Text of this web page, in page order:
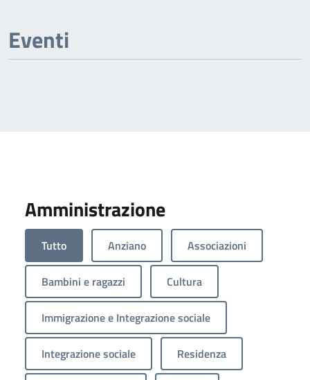
Eventi
Amministrazione
Tutto Anziano Associazioni
Bambini e ragazzi Cultura
Immigrazione e Integrazione sociale
Integrazione sociale Residenza